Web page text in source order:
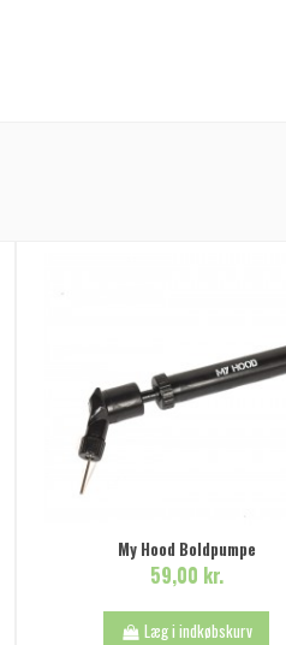
My Hood Boldpumpe
59,00 kr.
Læg i indkøbskurv